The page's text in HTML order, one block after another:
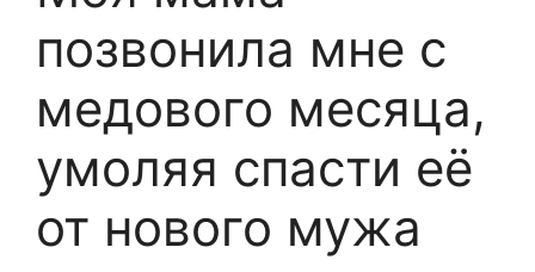
позвонила мне с
медового месяца,
умоляя спасти её
от нового мужа